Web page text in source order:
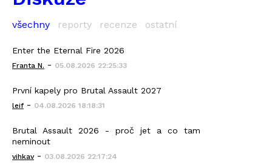
všechny reporty recenze ostatní
Enter the Eternal Fire 2026
Franta N. - 05.08.2026 22:25:33
První kapely pro Brutal Assault 2027
leif - 04.08.2026 18:18:31
Brutal Assault 2026 - proč jet a co tam
neminout
vihkav- 03.08.2026 22:17:24